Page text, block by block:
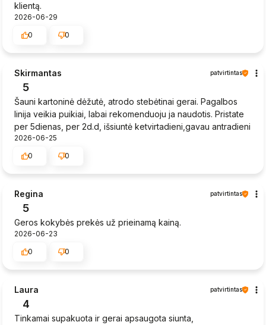
klientą.
2026-06-29
0
0
Skirmantas patvirtintas
5
Šauni kartoninė dėžutė, atrodo stebėtinai gerai. Pagalbos
linija veikia puikiai, labai rekomenduoju ja naudotis. Pristate
per 5dienas, per 2d.d, išsiuntė ketvirtadieni,gavau antradieni
2026-06-25
0
0
Regina patvirtintas
5
Geros kokybės prekės už prieinamą kainą.
2026-06-23
0
0
Laura patvirtintas
4
Tinkamai supakuota ir gerai apsaugota siunta,